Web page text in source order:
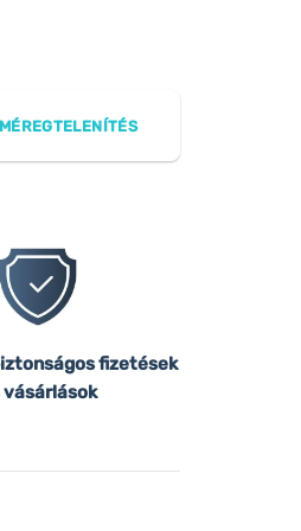
MÉREGTELENÍTÉS
fizetések
vásárlások